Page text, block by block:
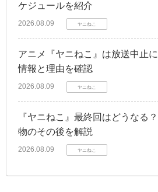
ケジュールを紹介
2026.08.09 ヤニねこ
アニメ『ヤニねこ』は放送中止
情報と理由を確認
2026.08.09 ヤニねこ
『ヤニねこ』最終回はどうなる
物のその後を解説
2026.08.09 ヤニねこ